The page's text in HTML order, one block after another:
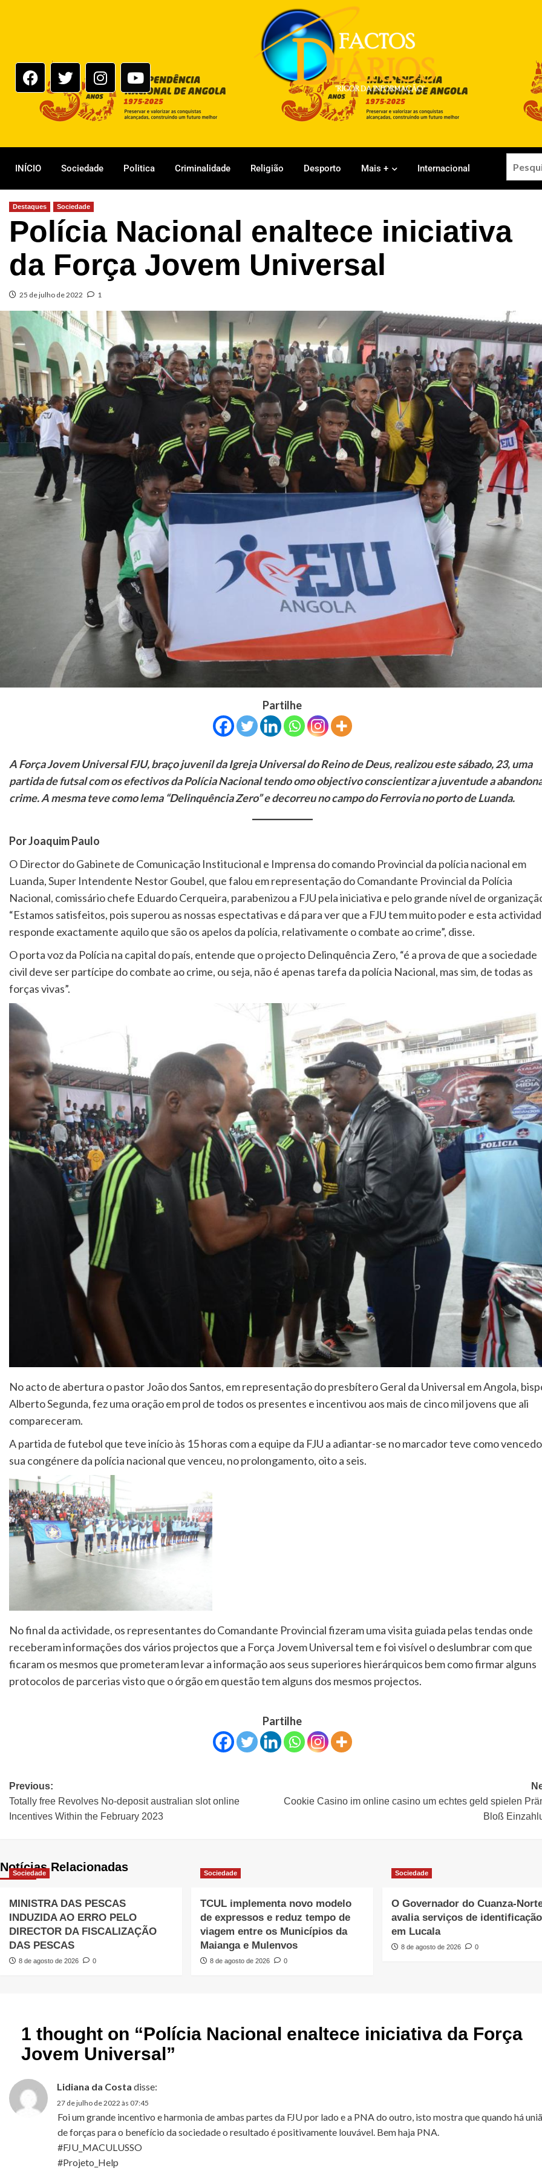
INÍCIO Sociedade Politica Criminalidade Religião Desporto Mais + Internacional
Destaques Sociedade
Polícia Nacional enaltece iniciativa
da Força Jovem Universal
25 de julho de 2022 1
Partilhe
A Força Jovem Universal FJU, braço juvenil da Igreja Universal do Reino de Deus, realizou este sábado, 23, uma
partida de futsal com os efectivos da Polícia Nacional tendo omo objectivo conscientizar a juventude a
crime. A mesma teve como lema “Delinquência Zero” e decorreu no campo do Ferrovia no porto de Luanda.
Por Joaquim Paulo
O Director do Gabinete de Comunicação Institucional e Imprensa do comando Provincial da polícia nacional em
Luanda, Super Intendente Nestor Goubel, que falou em representação do Comandante Provincial da Polícia
Nacional, comissário chefe Eduardo Cerqueira, parabenizou a FJU pela iniciativa e pelo grande nível de
“Estamos satisfeitos, pois superou as nossas espectativas e dá para ver que a FJU tem muito poder e esta
responde exactamente aquilo que são os apelos da polícia, relativamente o combate ao crime”, disse.
O porta voz da Polícia na capital do país, entende que o projecto Delinquência Zero, “é a prova de que a sociedade
civil deve ser partícipe do combate ao crime, ou seja, não é apenas tarefa da polícia Nacional, mas sim, de todas as
forças vivas”.
No acto de abertura o pastor João dos Santos, em representação do presbítero Geral da Universal em Angola,
Alberto Segunda, fez uma oração em prol de todos os presentes e incentivou aos mais de cinco mil jovens que ali
compareceram.
A partida de futebol que teve início às 15 horas com a equipe da FJU a adiantar-se no marcador teve como
sua congénere da polícia nacional que venceu, no prolongamento, oito a seis.
No final da actividade, os representantes do Comandante Provincial fizeram uma visita guiada pelas tendas onde
receberam informações dos vários projectos que a Força Jovem Universal tem e foi visível o deslumbrar com que
ficaram os mesmos que prometeram levar a informação aos seus superiores hierárquicos bem como firmar alguns
protocolos de parcerias visto que o órgão em questão tem alguns dos mesmos projectos.
Partilhe
Previous:
Totally free Revolves No-deposit australian slot online
Incentives Within the February 2023
Cookie Casino im online casino um echtes geld spielen
Bloß
Notícias Relacionadas
Sociedade
MINISTRA DAS PESCAS
INDUZIDA AO ERRO PELO
DIRECTOR DA FISCALIZAÇÃO
DAS PESCAS
8 de agosto de 2026 0
Sociedade
TCUL implementa novo modelo
de expressos e reduz tempo de
viagem entre os Municípios da
Maianga e Mulenvos
8 de agosto de 2026 0
Sociedade
O Governador do Cuanza-
avalia serviços de identificação
em Lucala
8 de agosto de 2026 0
1 thought on “Polícia Nacional enaltece iniciativa da Força
Jovem Universal ”
Lidiana da Costa disse:
27 de julho de 2022 às 07:45
Foi um grande incentivo e harmonia de ambas partes da FJU por lado e a PNA do outro, isto mostra que quando há
de forças para o benefício da sociedade o resultado é positivamente louvável. Bem haja PNA.
#FJU_MACULUSSO
#Projeto_Help